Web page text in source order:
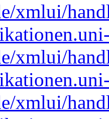
xmlui/
xmlui/
xmlui/